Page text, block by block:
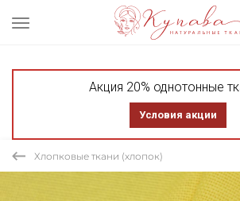
Акция 20% однотонные
Условия акции
Хлопковые ткани (хлопок)